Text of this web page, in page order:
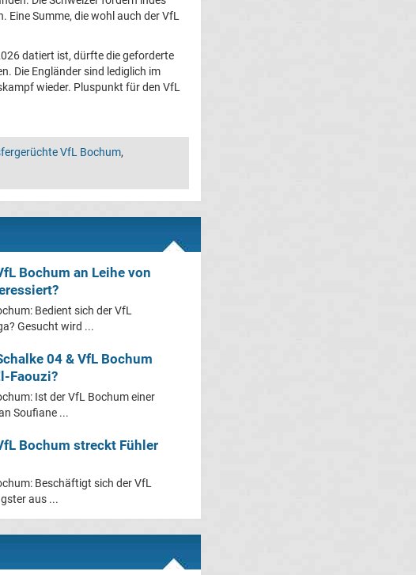
Eine Summe, die wohl auch der VfL
datiert ist, dürfte die geforderte
Die Engländer sind lediglich im
wieder. Pluspunkt für den VfL
VfL Bochum,
Bochum an Leihe von
Bedient sich der VfL
Gesucht wird ...
04 & VfL Bochum
Faouzi?
Ist der VfL Bochum einer
Soufiane ...
Bochum streckt Fühler
Beschäftigt sich der VfL
aus ...